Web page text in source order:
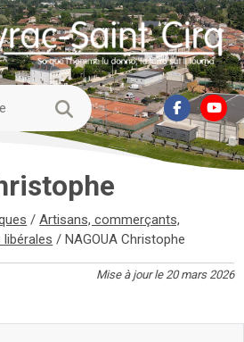
/Artisans, commerçants,
/NAGOUA Christophe
Mise à jour le 20 mars 2026